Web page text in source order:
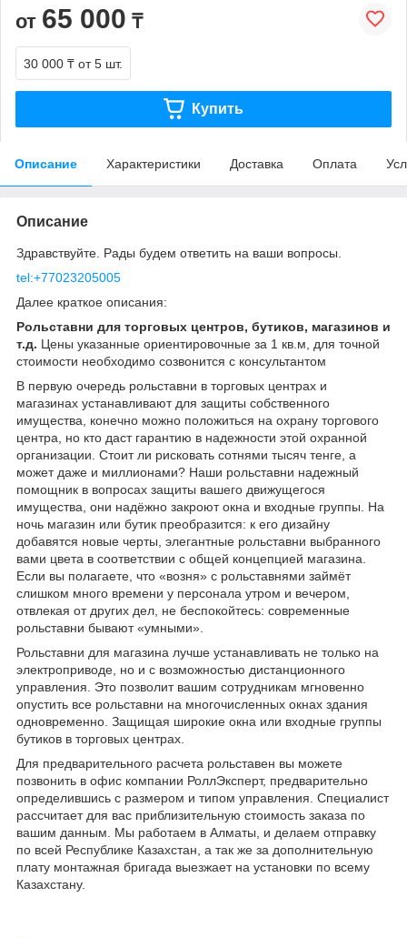
от 65 000 ₸
30 000 ₸ от 5 шт.
Купить
Описание Характеристики Доставка Оплата
Описание
Здравствуйте. Рады будем ответить на ваши вопросы.
tel:+77023205005
Далее краткое описания:
Рольставни для торговых центров, бутиков, магазинов и
т.д. Цены указанные ориентировочные за 1 кв.м, для точной
стоимости необходимо созвонится с консультантом
В первую очередь рольставни в торговых центрах и
магазинах устанавливают для защиты собственного
имущества, конечно можно положиться на охрану торгового
центра, но кто даст гарантию в надежности этой охранной
организации. Стоит ли рисковать сотнями тысяч тенге, а
может даже и миллионами? Наши рольставни надежный
помощник в вопросах защиты вашего движущегося
имущества, они надёжно закроют окна и входные группы. На
ночь магазин или бутик преобразится: к его дизайну
добавятся новые черты, элегантные рольставни выбранного
вами цвета в соответствии с общей концепцией магазина.
Если вы полагаете, что «возня» с рольставнями займёт
слишком много времени у персонала утром и вечером,
отвлекая от других дел, не беспокойтесь: современные
рольставни бывают «умными».
Рольставни для магазина лучше устанавливать не только на
электроприводе, но и с возможностью дистанционного
управления. Это позволит вашим сотрудникам мгновенно
опустить все рольставни на многочисленных окнах здания
одновременно. Защищая широкие окна или входные группы
бутиков в торговых центрах.
Для предварительного расчета рольставен вы можете
позвонить в офис компании РоллЭксперт, предварительно
определившись с размером и типом управления. Специалист
рассчитает для вас приблизительную стоимость заказа по
вашим данным. Мы работаем в Алматы, и делаем отправку
по всей Республике Казахстан, а так же за дополнительную
плату монтажная бригада выезжает на установки по всему
Казахстану.